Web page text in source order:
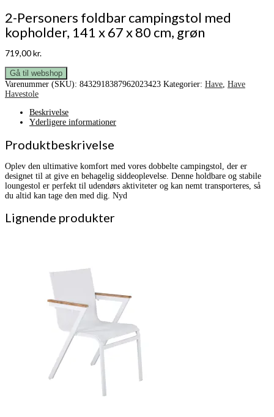
2-Personers foldbar campingstol med
kopholder, 141 x 67 x 80 cm, grøn
719,00kr.
Gå til webshop
Varenummer (SKU): 8432918387962023423 Kategorier: Have, Have
Havestole
Beskrivelse
Yderligere informationer
Produktbeskrivelse
Oplev den ultimative komfort med vores dobbelte campingstol, der er
designet til at give en behagelig siddeoplevelse. Denne holdbare og stabile
loungestol er perfekt til udendørs aktiviteter og kan nemt transporteres, så
du altid kan tage den med dig. Nyd
Lignende produkter